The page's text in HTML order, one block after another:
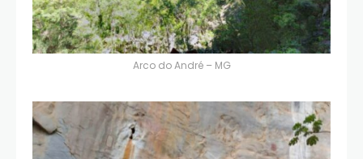
Arco do André – MG